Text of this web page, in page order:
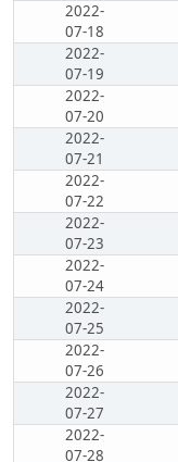
2022-
07-18
2022-
07-19
2022-
07-20
2022-
07-21
2022-
07-22
2022-
07-23
2022-
07-24
2022-
07-25
2022-
07-26
2022-
07-27
2022-
07-28